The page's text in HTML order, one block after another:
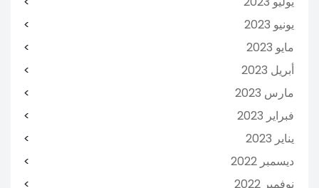
يونيو 2023
مايو 2023
أبريل 2023
مارس 2023
فبراير 2023
يناير 2023
ديسمبر 2022
نوفمبر 2022